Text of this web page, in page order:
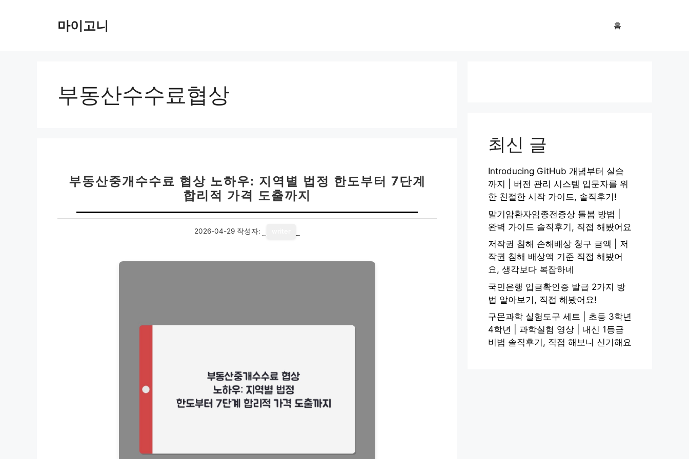
마이고니 홈
부동산수수료협상
부동산중개수수료 협상 노하우: 지역별 법정 한도부터 7단계
합리적 가격 도출까지
2026-04-29 작성자:
최신 글
Introducing GitHub 개념부터 실습
까지 | 버전 관리 시스템 입문자를 위
한 친절한 시작 가이드, 솔직후기!
말기암환자임종전증상 돌봄 방법 |
완벽 가이드 솔직후기, 직접 해봤어요
저작권 침해 손해배상 청구 금액 | 저
작권 침해 배상액 기준 직접 해봤어
요, 생각보다 복잡하네
국민은행 입금확인증 발급 2가지 방
법 알아보기, 직접 해봤어요!
구몬과학 실험도구 세트 | 초등 3학년
4학년 | 과학실험 영상 | 내신 1등급
비법 솔직후기, 직접 해보니 신기해요